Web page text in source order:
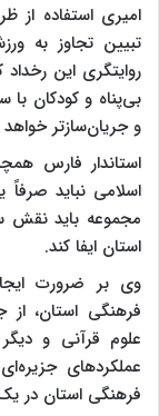
امیری استفاده از
تبیین تجاوز به
روایتگری این
بی‌پناه و کودکان با
و جریان‌سازتر خواهد
استاندار فارس
اسلامی نباید
مجموعه باید نقش
استان ایفا کند.
وی بر ضرورت
فرهنگی استان، از
علوم قرآنی و
عملکردهای
فرهنگی استان در